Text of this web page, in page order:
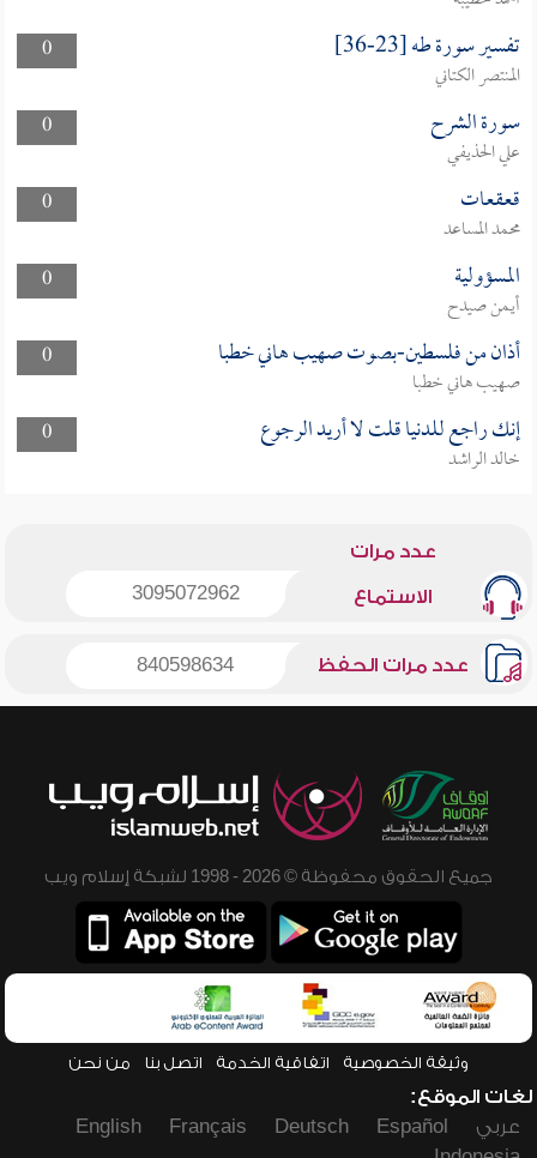
0
تفسير سورة طه [23-36]
المنتصر الكتاني
0
سورة الشرح
علي الحذيفي
0
قعقعات
محمد المساعد
0
المسؤولية
أيمن صيدح
0
أذان من فلسطين-بصوت صهيب هاني خطبا
صهيب هاني خطبا
0
إنك راجع للدنيا قلت لا أريد الرجوع
خالد الراشد
عدد مرات
الاستماع 3095072962
عدد مرات الحفظ 840598634
جميع الحقوق محفوظة © 2026 - 1998 لشبكة إسلام ويب
وثيقة الخصوصية اتفاقية الخدمة اتصل بنا من نحن
لغات الموقع:
عربي
Español
Deutsch
Français
English